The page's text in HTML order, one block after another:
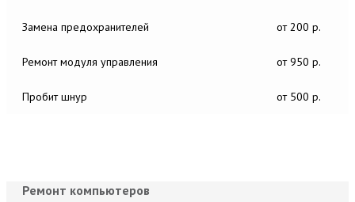
Замена предохранителей от 200 р.
Ремонт модуля управления от 950 р.
Пробит шнур от 500 р.
Ремонт компьютеров